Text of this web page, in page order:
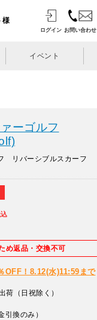
様
ログイン お問い合わせ
イベント
ーゴルフ
リバーシブルスカーフ
め返品・交換不可
OFF！8.12(水)11:59まで
荷（日祝除く）
引換のみ）